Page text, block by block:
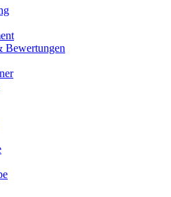
Bewertungen